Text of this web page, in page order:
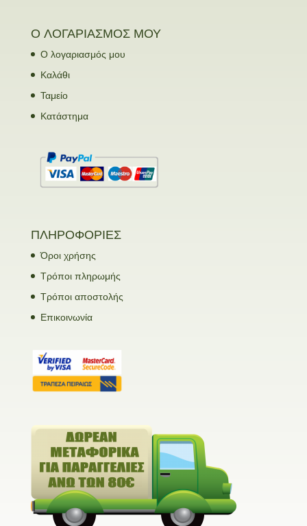
Ο ΛΟΓΑΡΙΑΣΜΟΣ ΜΟΥ
Ο λογαριασμός μου
Καλάθι
Ταμείο
Κατάστημα
ΠΛΗΡΟΦΟΡΙΕΣ
Όροι χρήσης
Τρόποι πληρωμής
Τρόποι αποστολής
Επικοινωνία